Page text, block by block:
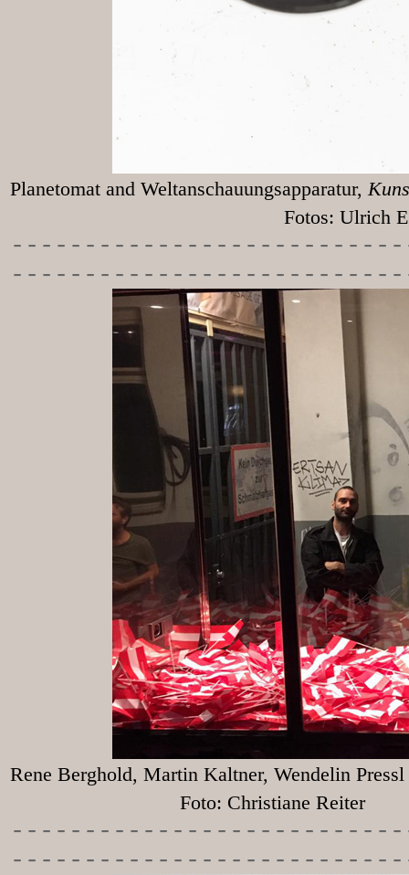
Planetomat and Weltanschauungsapparatur,
Fotos: Ulrich
-----------
Rene Berghold, Martin Kaltner, Wendelin Pressl
Foto: Christiane Reiter
-----------